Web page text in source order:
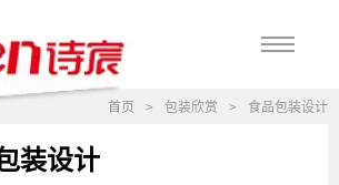
首页 > 包装欣赏 > 食品包装设计
装设计